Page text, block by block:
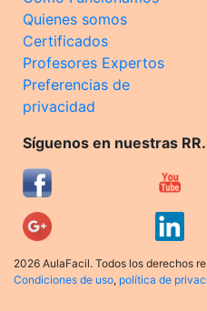
Quienes somos
Certificados
Profesores Expertos
Preferencias de
privacidad
Síguenos en nuestras
2026 AulaFacil. Todos los derechos
Condiciones de uso, política de